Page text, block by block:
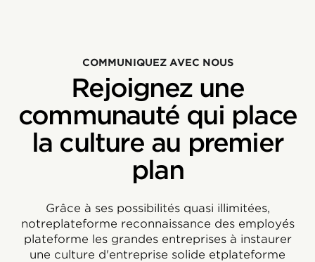
COMMUNIQUEZ AVEC NOUS
Rejoignez une
communauté qui place
la culture au premier
plan
Grâce à ses possibilités quasi illimitées,
notreplateforme reconnaissance des employés
plateforme les grandes entreprises à instaurer
une culture d'entreprise solide etplateforme